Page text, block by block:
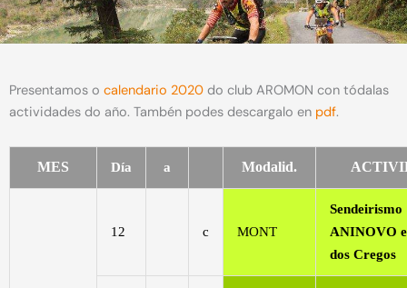
Presentamos o calendario 2020 do club AROMON con tódalas
actividades do año. Tambén podes descargalo en pdf.
MES Día a Modalid.
12 c MONT
Sendeirismo
ANINOVO
dos Cregos